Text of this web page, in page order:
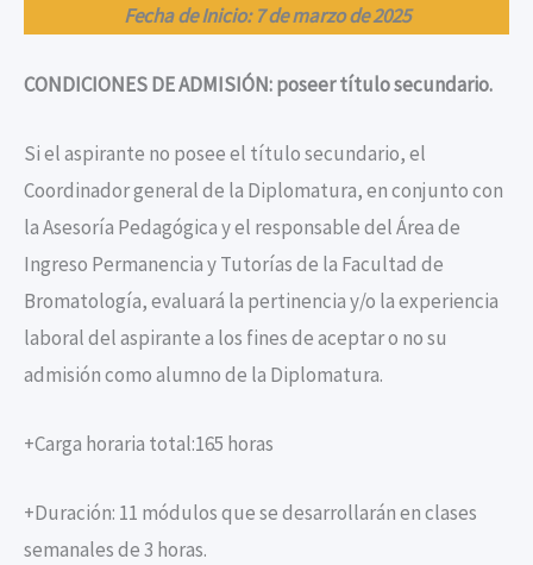
Fecha de Inicio: 7 de marzo de 2025
CONDICIONES DE ADMISIÓN: poseer título secundario.
Si el aspirante no posee el título secundario, el
Coordinador general de la Diplomatura, en conjunto con
la Asesoría Pedagógica y el responsable del Área de
Ingreso Permanencia y Tutorías de la Facultad de
Bromatología, evaluará la pertinencia y/o la experiencia
laboral del aspirante a los fines de aceptar o no su
admisión como alumno de la Diplomatura.
+Carga horaria total:165 horas
+Duración: 11 módulos que se desarrollarán en clases
semanales de 3 horas.